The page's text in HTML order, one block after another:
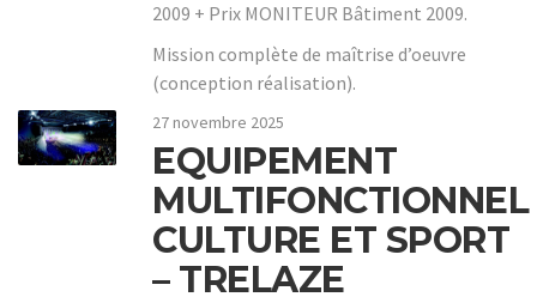
2009 + Prix MONITEUR Bâtiment 2009.
Mission complète de maîtrise d’oeuvre
(conception réalisation).
27 novembre 2025
EQUIPEMENT
MULTIFONCTIONNEL
CULTURE ET SPORT
– TRELAZE